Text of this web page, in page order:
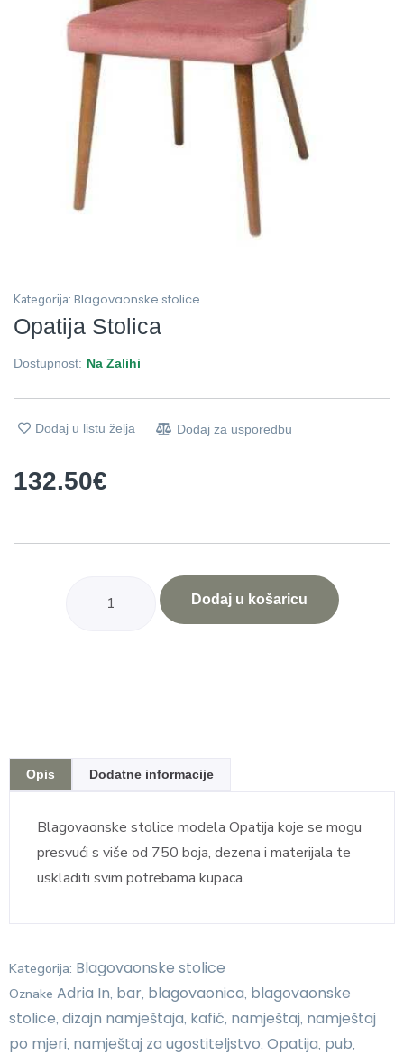
Kategorija: Blagovaonske stolice
Opatija Stolica
Dostupnost: Na Zalihi
Dodaj u listu želja Dodaj za usporedbu
132.50€
Dodaj u košaricu
Opis Dodatne informacije
Blagovaonske stolice modela Opatija koje se mogu
presvući s više od 750 boja, dezena i materijala te
uskladiti svim potrebama kupaca.
Kategorija: Blagovaonske stolice
Oznake Adria In, bar, blagovaonica, blagovaonske
stolice, dizajn namještaja, kafić, namještaj, namještaj
po mjeri, namještaj za ugostiteljstvo, Opatija, pub,